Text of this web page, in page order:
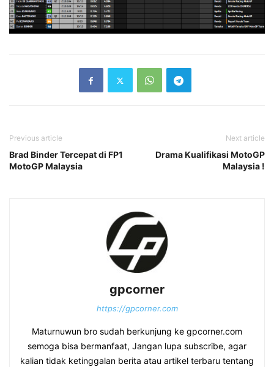
Previous article
Brad Binder Tercepat di FP1
MotoGP Malaysia
Next article
Drama Kualifikasi MotoGP
Malaysia !
gpcorner
https://gpcorner.com
Maturnuwun bro sudah berkunjung ke gpcorner.com
semoga bisa bermanfaat, Jangan lupa subscribe, agar
kalian tidak ketinggalan berita atau artikel terbaru tentang